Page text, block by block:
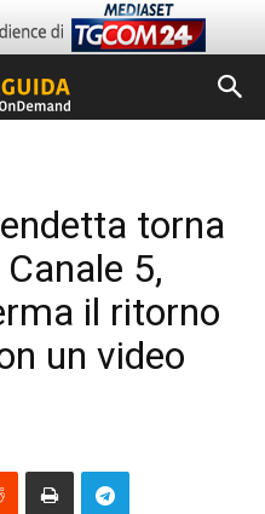
torna
5,
il ritorno
un video